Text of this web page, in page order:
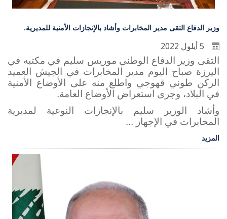
وزير الدفاع التقى مدير المخابرات وأشاد بالإنجازات الأمنية للمديرية.
التقى وزير الدفاع الوطني موريس سليم في مكتبه في
اليرزة صباح اليوم مدير المخابرات في الجيش العميد
الركن طوني قهوجي واطلع منه على الأوضاع الأمنية
في البلاد، وجرى استعراض الأوضاع العامة.
وأشاد الوزير سليم بالإنجازات النوعية لمديرية
المخابرات في الإجهاز ...
المزيد